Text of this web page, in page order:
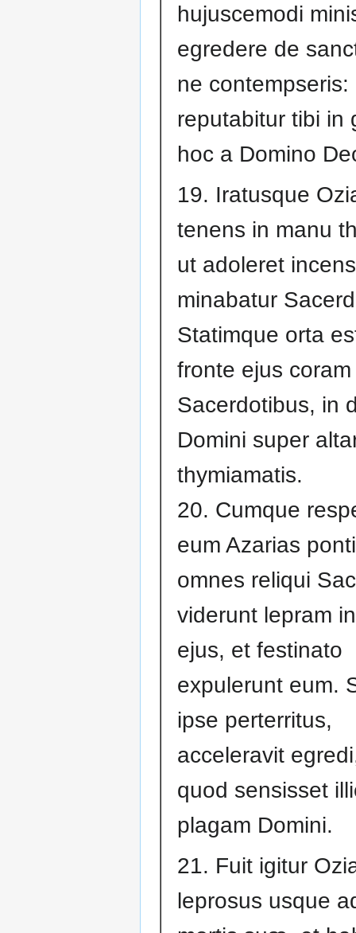
hujuscemodi
egredere de
ne
reputabitur tibi in
hoc a Domino
19. Iratusque
tenens in manu
ut adoleret
minabatur
Statimque orta
fronte ejus coram
Sacerdotibus, in
Domini super
thymiamatis.
20. Cumque
eum Azarias
omnes reliqui
viderunt lepram
ejus, et festinato
expulerunt eum.
ipse perterritus,
acceleravit
quod sensisset
plagam Domini.
21. Fuit igitur
leprosus usque